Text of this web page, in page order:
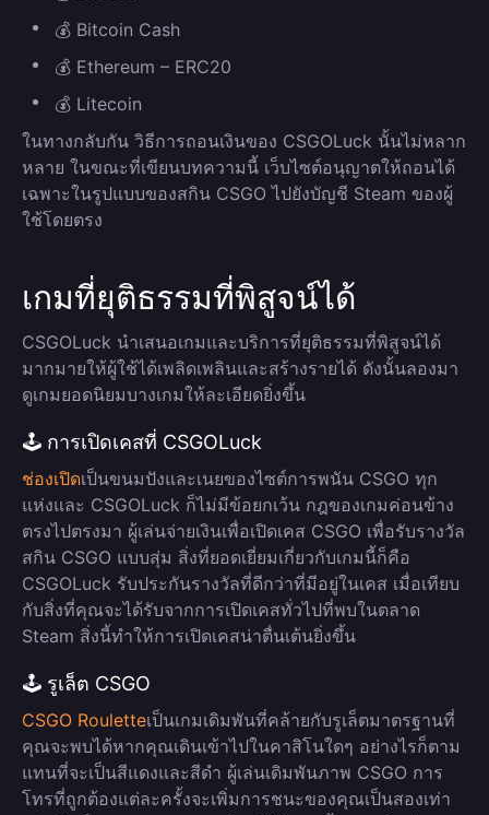
💰 Bitcoin Cash
💰 Ethereum – ERC20
💰 Litecoin
ในทางกลับกัน วิธีการถอนเงินของ CSGOLuck นั้นไม่หลาก
หลาย ในขณะที่เขียนบทความนี้ เว็บไซต์อนุญาตให้ถอนได้
เฉพาะในรูปแบบของสกิน CSGO ไปยังบัญชี Steam ของผู้
ใช้โดยตรง
เกมที่ยุติธรรมที่พิสูจน์ได้
CSGOLuck นำเสนอเกมและบริการที่ยุติธรรมที่พิสูจน์ได้
มากมายให้ผู้ใช้ได้เพลิดเพลินและสร้างรายได้ ดังนั้นลองมา
ดูเกมยอดนิยมบางเกมให้ละเอียดยิ่งขึ้น
🕹️ การเปิดเคสที่ CSGOLuck
ช่องเปิดเป็นขนมปังและเนยของไซต์การพนัน CSGO ทุก
แห่งและ CSGOLuck ก็ไม่มีข้อยกเว้น กฎของเกมค่อนข้าง
ตรงไปตรงมา ผู้เล่นจ่ายเงินเพื่อเปิดเคส CSGO เพื่อรับรางวัล
สกิน CSGO แบบสุ่ม สิ่งที่ยอดเยี่ยมเกี่ยวกับเกมนี้ก็คือ
CSGOLuck รับประกันรางวัลที่ดีกว่าที่มีอยู่ในเคส เมื่อเทียบ
กับสิ่งที่คุณจะได้รับจากการเปิดเคสทั่วไปที่พบในตลาด
Steam สิ่งนี้ทำให้การเปิดเคสน่าตื่นเต้นยิ่งขึ้น
🕹️ รูเล็ต CSGO
CSGO Rouletteเป็นเกมเดิมพันที่คล้ายกับรูเล็ตมาตรฐานที่
คุณจะพบได้หากคุณเดินเข้าไปในคาสิโนใดๆ อย่างไรก็ตาม
แทนที่จะเป็นสีแดงและสีดำ ผู้เล่นเดิมพันภาพ CSGO การ
โทรที่ถูกต้องแต่ละครั้งจะเพิ่มการชนะของคุณเป็นสองเท่า